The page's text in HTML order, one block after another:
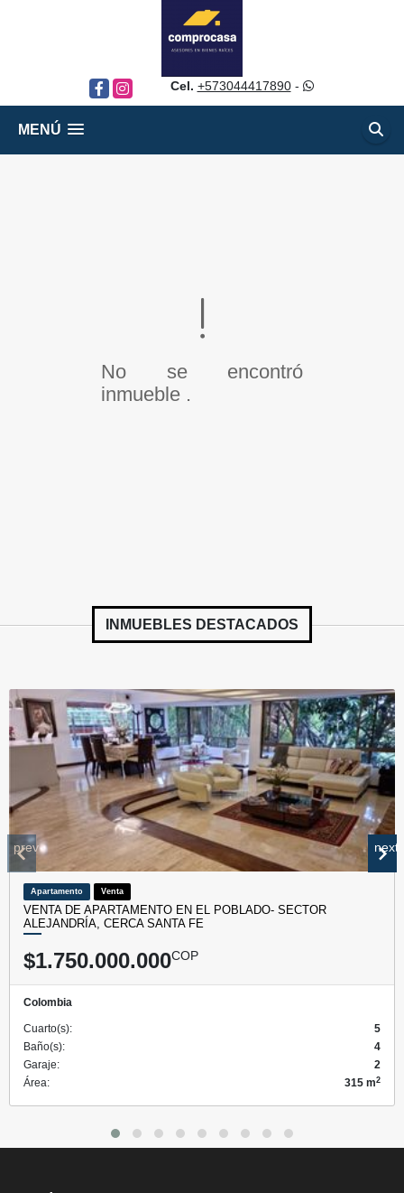
FacebookInstagram Cel. +573044417890-
MENÚ
No se encontró
inmueble .
INMUEBLES DESTACADOS
Apartamento Venta
VENTA DE APARTAMENTO EN EL POBLADO- SECTOR
ALEJANDRÍA, CERCA SANTA FE
$1.750.000.000COP
Colombia
Cuarto(s):
5
Baño(s):
4
Garaje:
2
Área:
315 m2
prev next